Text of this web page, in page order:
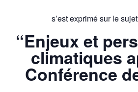
s’est exprimé sur le
“Enjeux et
climatiques
Conférence